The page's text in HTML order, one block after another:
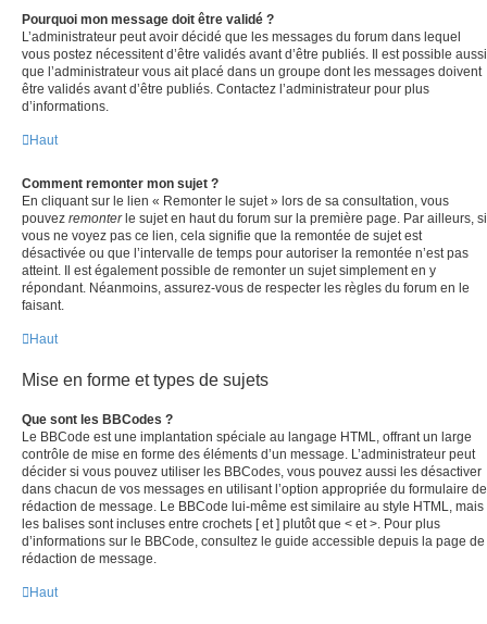
Pourquoi mon message doit être validé ?
L’administrateur peut avoir décidé que les messages du forum dans lequel
vous postez nécessitent d’être validés avant d’être publiés. Il est possible aussi
que l’administrateur vous ait placé dans un groupe dont les messages doivent
être validés avant d’être publiés. Contactez l’administrateur pour plus
d’informations.
Haut
Comment remonter mon sujet ?
En cliquant sur le lien « Remonter le sujet » lors de sa consultation, vous
pouvez remonterle sujet en haut du forum sur la première page. Par ailleurs, si
vous ne voyez pas ce lien, cela signifie que la remontée de sujet est
désactivée ou que l’intervalle de temps pour autoriser la remontée n’est pas
atteint. Il est également possible de remonter un sujet simplement en y
répondant. Néanmoins, assurez-vous de respecter les règles du forum en le
faisant.
Haut
Mise en forme et types de sujets
Que sont les BBCodes ?
Le BBCode est une implantation spéciale au langage HTML, offrant un large
contrôle de mise en forme des éléments d’un message. L’administrateur peut
décider si vous pouvez utiliser les BBCodes, vous pouvez aussi les désactiver
dans chacun de vos messages en utilisant l’option appropriée du formulaire de
rédaction de message. Le BBCode lui-même est similaire au style HTML, mais
les balises sont incluses entre crochets [ et ] plutôt que < et >. Pour plus
d’informations sur le BBCode, consultez le guide accessible depuis la page de
rédaction de message.
Haut